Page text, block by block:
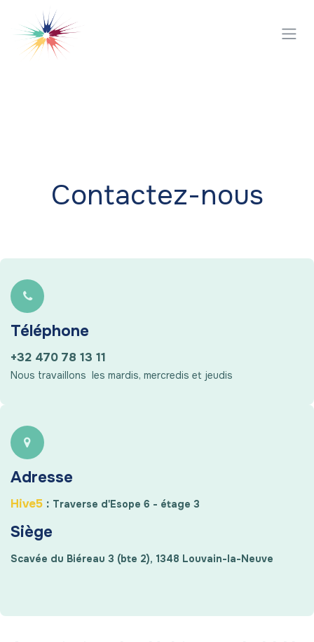
Contactez-nous
Téléphone
+32 470 78 13 11
Nous travaillons les mardis, mercredis et jeudis
Adresse
Hive5 : Traverse d'Esope 6 - étage 3
Siège
Scavée du Biéreau 3 (bte 2), 1348 Louvain-la-Neuve